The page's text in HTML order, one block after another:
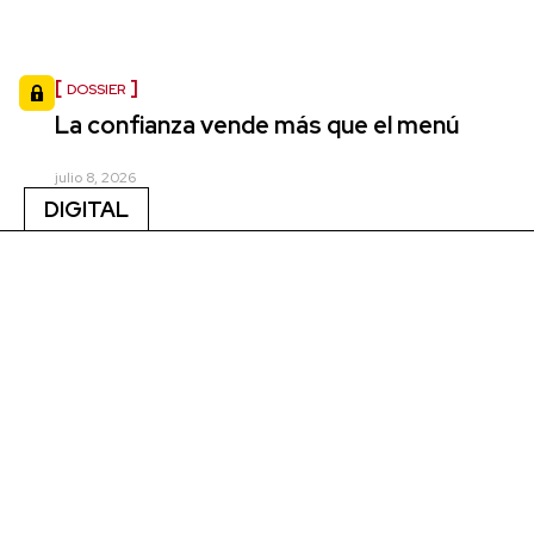
DOSSIER
La confianza vende más que el menú
julio 8, 2026
DIGITAL